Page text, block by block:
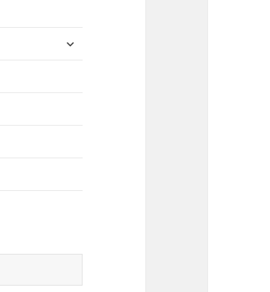
apri